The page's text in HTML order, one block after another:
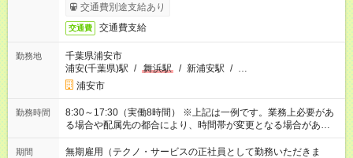
交通費別途支給あり
交通費 交通費支給
勤務地
千葉県浦安市
浦安(千葉県)駅 / 舞浜駅 / 新浦安駅 / …
浦安市
勤務時間
8:30～17:30（実働8時間） ※上記は一例です。業務上必要があ
る場合や配属先の都合により、時間帯が変更となる場合があり
ます。
期間
無期雇用（テクノ・サービスの正社員として勤務いただきま